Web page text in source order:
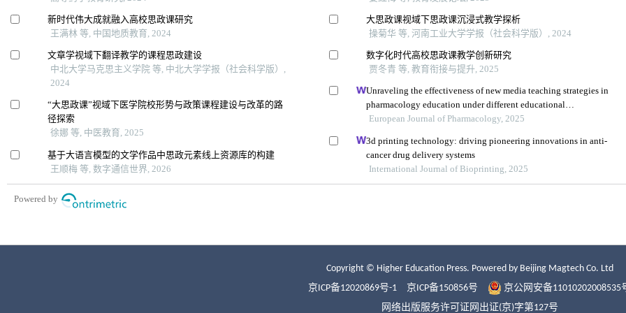
Copyright © Higher Education Press. Powered by Beijing Magtech Co. Ltd
京ICP备12020869号-1
京ICP备150856号
京公网安备11010202008535
网络出版服务许可证网出证(京)字第127号